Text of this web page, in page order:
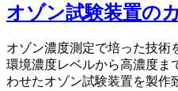
オゾン試験装置の
オゾン濃度測定で培った技術
環境濃度レベルから高濃度ま
わせたオゾン試験装置を製作